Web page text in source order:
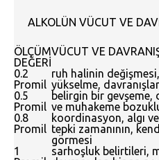
ALKOLÜN VÜCUT VE
ÖLÇÜM
DEĞERİ
VÜCUT VE
0.2
Promil
ruh halinin
yükselme,
0.5
Promil
belirgin bir
ve muhakeme
0.8
Promil
koordinasyon, algı
tepki zamanının,
görmesi
1
sarhoşluk belirtileri,